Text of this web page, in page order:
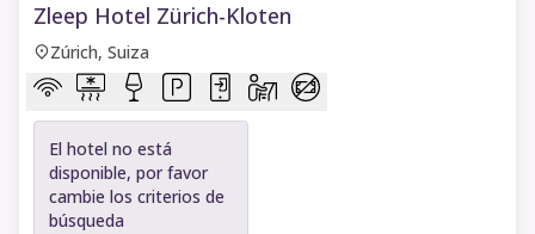
Zleep Hotel Zürich-Kloten
Zúrich, Suiza
El hotel no está
disponible, por favor
cambie los criterios de
búsqueda